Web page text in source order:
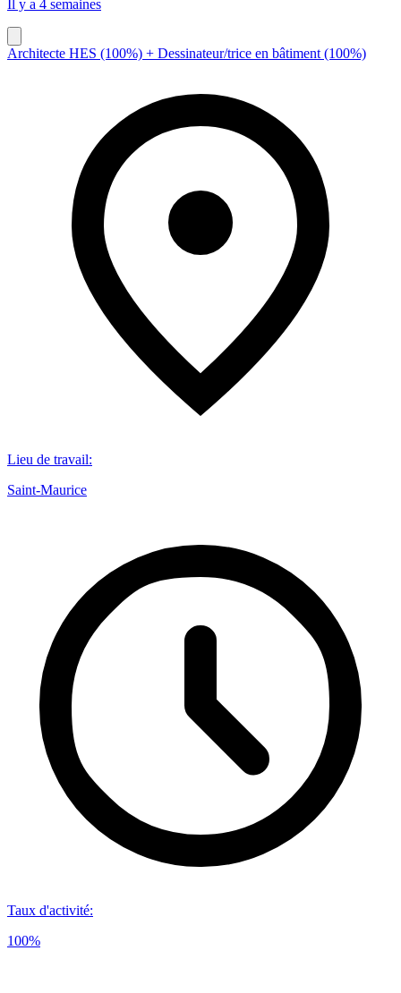
Il y a 4 semaines
Architecte HES (100%) + Dessinateur/trice en bâtiment (100%)
Lieu de travail:
Saint-Maurice
Taux d'activité:
100%